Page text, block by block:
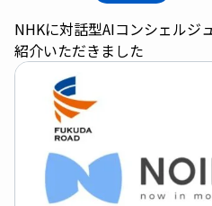
NHKに対話型AIコンシェルジ
紹介いただきました